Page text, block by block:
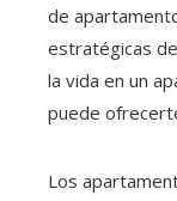
de
estratégicas
la vida en un
puede
Los